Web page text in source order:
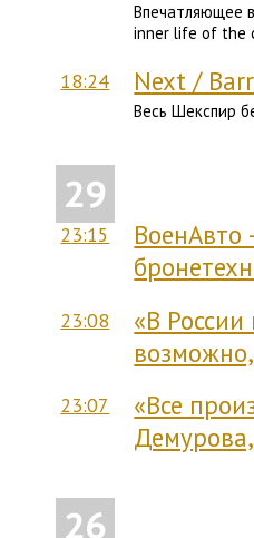
Впечатляющее
inner life of the
18:24 Next /
Весь Шекспир
29
23:15
ВоенАвто
23:08
«В
23:07
«Все
26